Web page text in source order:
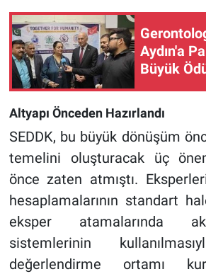
Aydın'a
Büyük
Altyapı Önceden Hazırlandı
SEDDK, bu büyük dönüşüm
temelini oluşturacak üç
önce zaten atmıştı.
hesaplamalarının standart
eksper atamalarında
sistemlerinin
değerlendirme ortamı